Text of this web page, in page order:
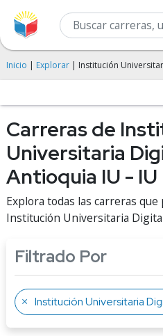
Inicio | Explorar | Institución
Carreras de
Universitaria
Antioquia IU - IU
Explora todas las carreras
Institución Universitaria
Filtrado Por
Institución Universitaria Digital